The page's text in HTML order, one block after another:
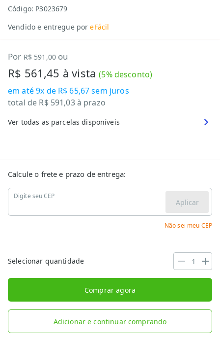
Código: P3023679
Vendido e entregue por eFácil
Por R$ 591,00 ou
R$ 561,45 à vista(5% desconto)
em até9x de R$ 65,67sem juros
total de R$ 591,03à prazo
Ver todas as parcelas disponíveis
Calcule o frete e prazo de entrega:
Digite seu CEP
Aplicar
Não sei meu CEP
Selecionar quantidade
Comprar agora
Adicionar e continuar comprando